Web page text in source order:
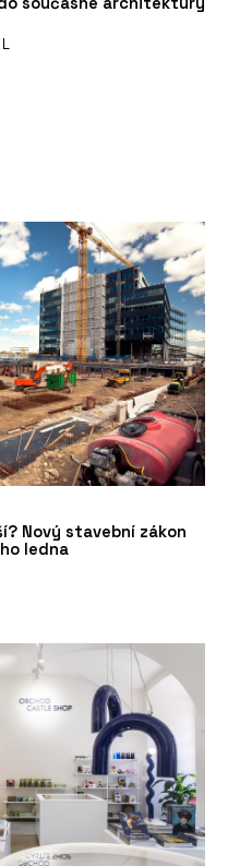
Nový stavební zákon
ledna